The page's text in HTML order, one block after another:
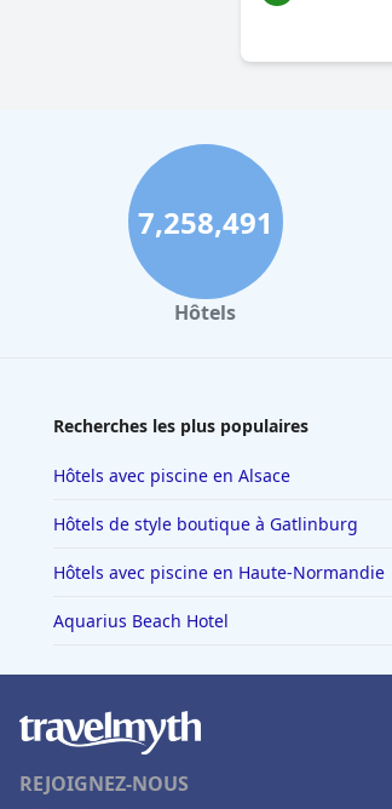
7,258,491
Hôtels
Recherches les plus populaires
Hôtels avec piscine en Alsace
Hôtels de style boutique à Gatlinburg
Hôtels avec piscine en Haute-Normandie
Aquarius Beach Hotel
REJOIGNEZ-NOUS